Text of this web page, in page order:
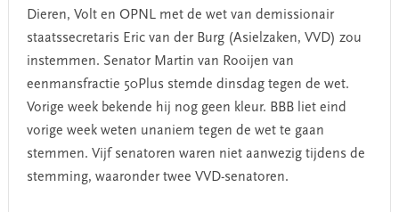
Dieren, Volt en OPNL met de wet van demissionair
staatssecretaris Eric van der Burg (Asielzaken, VVD) zou
instemmen. Senator Martin van Rooijen van
eenmansfractie 50Plus stemde dinsdag tegen de wet.
Vorige week bekende hij nog geen kleur. BBB liet eind
vorige week weten unaniem tegen de wet te gaan
stemmen. Vijf senatoren waren niet aanwezig tijdens de
stemming, waaronder twee VVD-senatoren.